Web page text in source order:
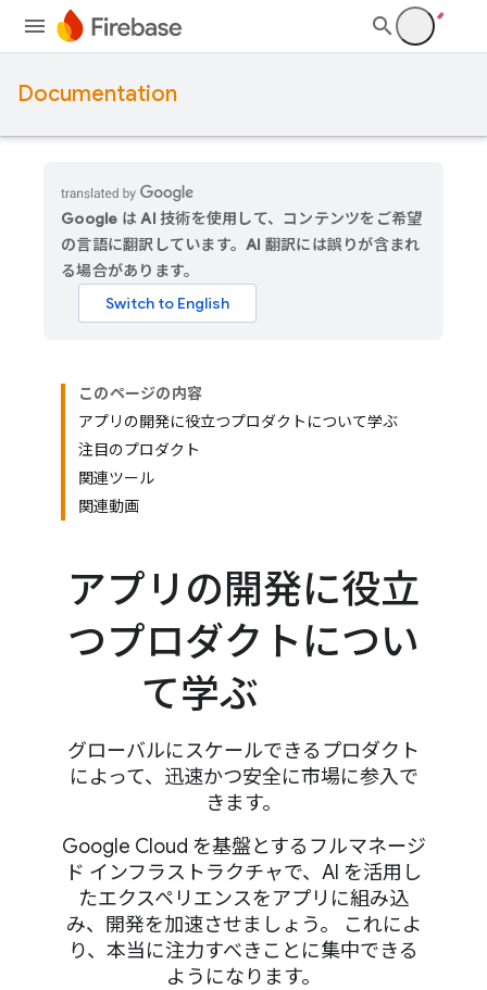
Documentation
Google は AI 技術を使用して、コンテンツをご希望
の言語に翻訳しています。AI 翻訳には誤りが含まれ
る場合があります。
このページの内容
アプリの開発に役立つプロダクトについて学ぶ
注目のプロダクト
関連ツール
関連動画
アプリの開発に役立
つプロダクトについ
て学ぶ
グローバルにスケールできるプロダクト
によって、迅速かつ安全に市場に参入で
きます。
Google Cloud を基盤とするフルマネージ
ド インフラストラクチャで、AI を活用し
たエクスペリエンスをアプリに組み込
み、開発を加速させましょう。 これによ
り、本当に注力すべきことに集中できる
ようになります。